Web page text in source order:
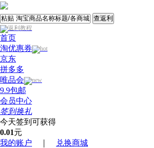
查返利
首页
淘优惠券
京东
拼多多
唯品会
9.9包邮
会员中心
签到换礼
今天签到可获得
0.01元
我的账户
兑换商城